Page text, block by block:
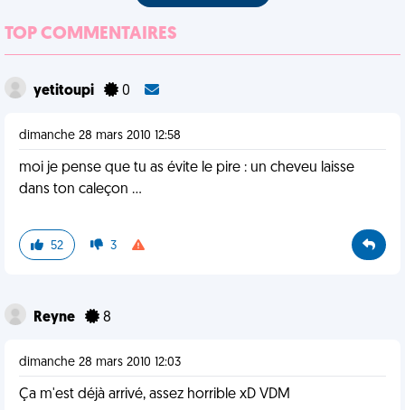
TOP COMMENTAIRES
yetitoupi 0
dimanche 28 mars 2010 12:58
moi je pense que tu as évite le pire : un cheveu laisse
dans ton caleçon ...
52 3
Reyne 8
dimanche 28 mars 2010 12:03
Ça m'est déjà arrivé, assez horrible xD VDM